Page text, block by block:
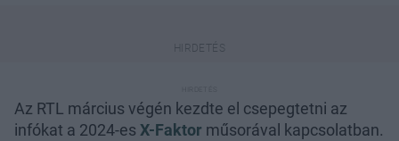
Az RTL március végén kezdte el csepegtetni az
infókat a 2024-es X-Faktor műsorával kapcsolatban.